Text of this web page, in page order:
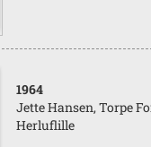
1964
Jette Hansen, Torpe
Herluflille